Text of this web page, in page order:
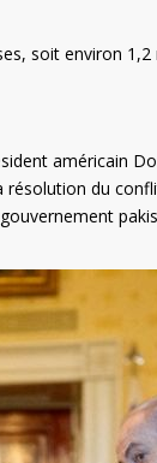
soit environ 1,2
américain
du